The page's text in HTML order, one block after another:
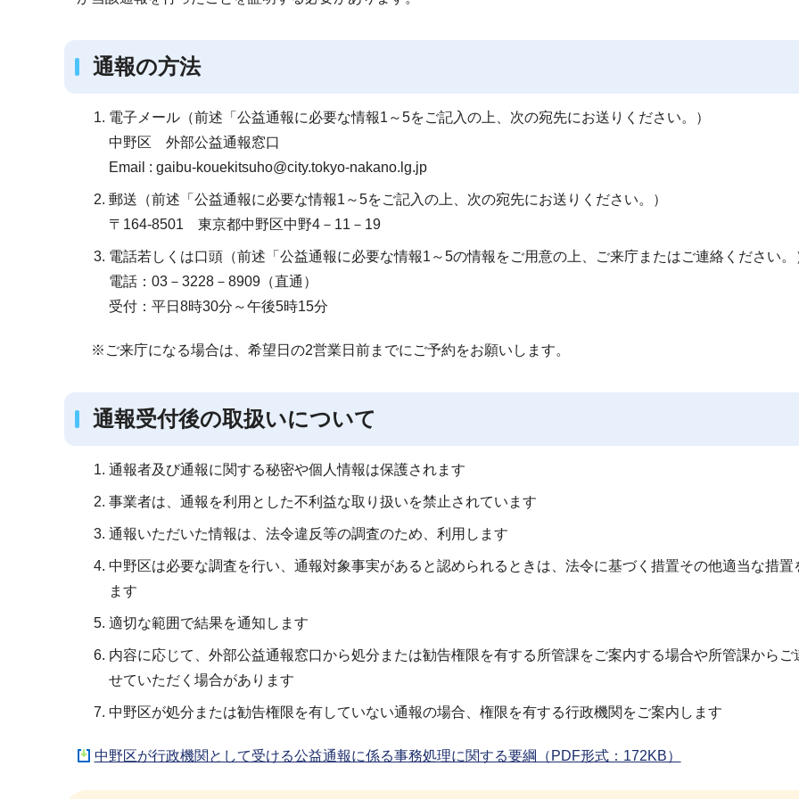
通報の方法
電子メール（前述「公益通報に必要な情報1～5をご記入の上、次の宛先にお送りください。）
中野区 外部公益通報窓口
Email : gaibu-kouekitsuho@city.tokyo-nakano.lg.jp
郵送（前述「公益通報に必要な情報1～5をご記入の上、次の宛先にお送りください。）
〒164-8501 東京都中野区中野4－11－19
電話若しくは口頭（前述「公益通報に必要な情報1～5の情報をご用意の上、ご来庁またはご連絡ください。
電話：03－3228－8909（直通）
受付：平日8時30分～午後5時15分
※ご来庁になる場合は、希望日の2営業日前までにご予約をお願いします。
通報受付後の取扱いについて
通報者及び通報に関する秘密や個人情報は保護されます
事業者は、通報を利用とした不利益な取り扱いを禁止されています
通報いただいた情報は、法令違反等の調査のため、利用します
中野区は必要な調査を行い、通報対象事実があると認められるときは、法令に基づく措置その他適当な措置
ます
適切な範囲で結果を通知します
内容に応じて、外部公益通報窓口から処分または勧告権限を有する所管課をご案内する場合や所管課からご
せていただく場合があります
中野区が処分または勧告権限を有していない通報の場合、権限を有する行政機関をご案内します
中野区が行政機関として受ける公益通報に係る事務処理に関する要綱（PDF形式：172KB）